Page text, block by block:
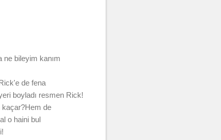
ne bileyim kanım
de fena
boyladı resmen Rick!
kaçar?Hem de
o haini bul